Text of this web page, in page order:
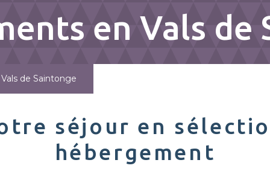
en Vals de
de Saintonge
séjour en
hébergement